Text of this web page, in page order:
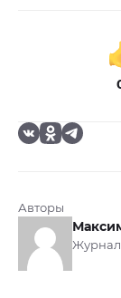
Авторы